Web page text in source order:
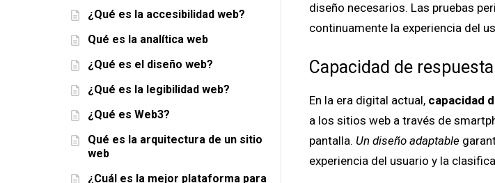
¿Qué es la accesibilidad web?
Qué es la analítica web
¿Qué es el diseño web?
¿Qué es la legibilidad web?
¿Qué es Web3?
Qué es la arquitectura de un sitio
web
¿Cuál es la mejor plataforma para
diseño necesarios. Las pruebas
continuamente la experiencia del
Capacidad de
En la era digital actual, capacidad
a los sitios web a través de
pantalla. Un diseño adaptable
experiencia del usuario y la